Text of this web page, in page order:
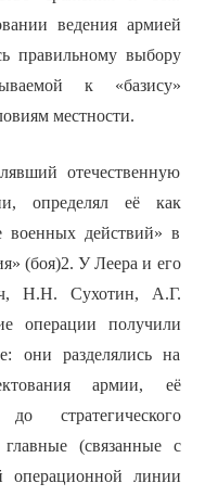
ведения армией
правильному выбору
к «базису»
местности.
отечественную
определял её как
военных действий» в
(боя)2. У Леера и его
Н.Н. Сухотин, А.Г.
операции получили
они разделялись на
армии, её
стратегического
(связанные с
операционной линии